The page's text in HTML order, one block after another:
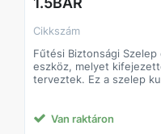
Cikkszám
Fűtési Biztonsági
eszköz, melyet
terveztek. Ez a szelep
jellemzőit és előnyeit:
Van raktáron